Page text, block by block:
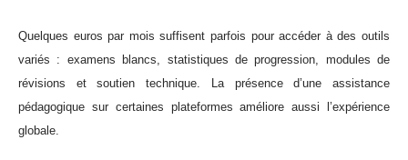
Quelques euros par mois suffisent parfois pour accéder à des outils
variés : examens blancs, statistiques de progression, modules de
révisions et soutien technique. La présence d’une assistance
pédagogique sur certaines plateformes améliore aussi l’expérience
globale.